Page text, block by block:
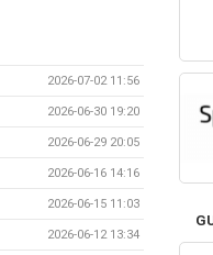
2026-07-02 11:56
2026-06-30 19:20
2026-06-29 20:05
2026-06-16 14:16
2026-06-15 11:03
2026-06-12 13:34